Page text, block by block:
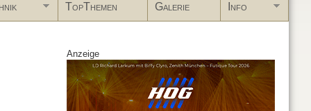
TopThemen Galerie Info
Anzeige